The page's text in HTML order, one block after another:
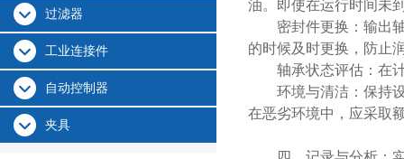
过滤器
工业连接件
自动控制器
夹具
油。即使在运行时间未
密封件更换：输出轴
的时候及时更换，防止
轴承状态评估：在计
环境与清洁：保持设
在恶劣环境中，应采取